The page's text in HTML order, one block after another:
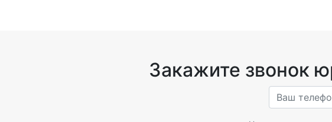
Закажите звонок